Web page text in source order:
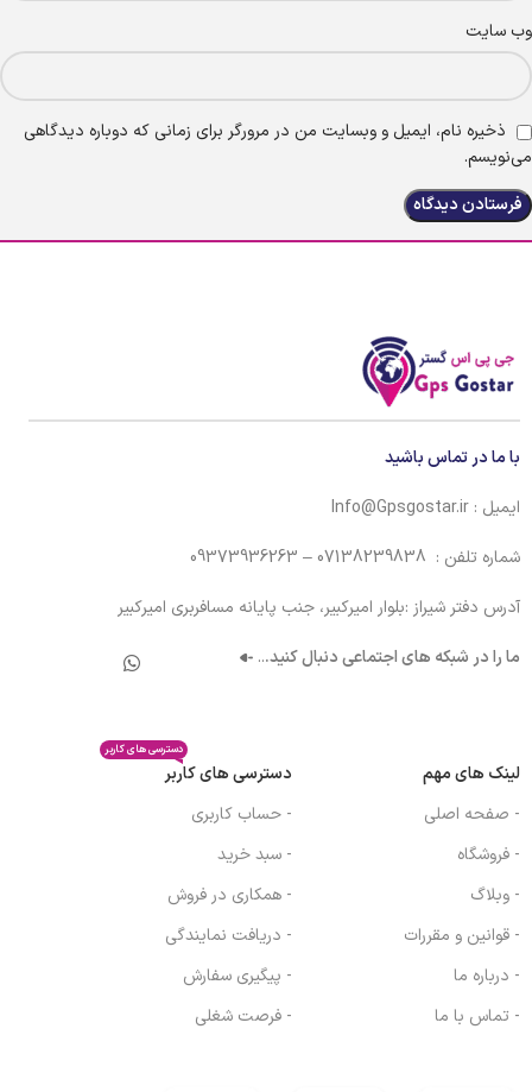
وب‌ سایت
ذخیره نام، ایمیل و وبسایت من در مرورگر برای زمانی که دوباره دیدگاهی
می‌نویسم.
با ما در تماس باشید
ایمیل : Info@Gpsgostar.ir
شماره تلفن : 07138239838 – 09373936263
آدرس دفتر شیراز :بلوار امیرکبیر، جنب پایانه مسافربری امیرکبیر
ما را در شبکه های اجتماعی دنبال کنید...
لینک های مهم
- صفحه اصلی
- فروشگاه
- وبلاگ
- قوانین و مقررات
- درباره ما
- تماس با ما
دسترسی های کاربر
دسترسی های کاربر
- حساب کاربری
- سبد خرید
- همکاری در فروش
- دریافت نمایندگی
- پیگیری سفارش
- فرصت شغلی